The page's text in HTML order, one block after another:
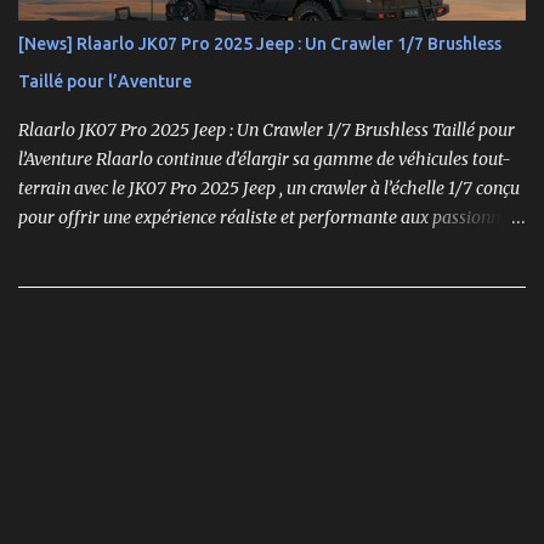
[News] Rlaarlo JK07 Pro 2025 Jeep : Un Crawler 1/7 Brushless
Taillé pour l’Aventure
Rlaarlo JK07 Pro 2025 Jeep : Un Crawler 1/7 Brushless Taillé pour
l’Aventure Rlaarlo continue d’élargir sa gamme de véhicules tout-
terrain avec le JK07 Pro 2025 Jeep , un crawler à l’échelle 1/7 conçu
pour offrir une expérience réaliste et performante aux passionnés